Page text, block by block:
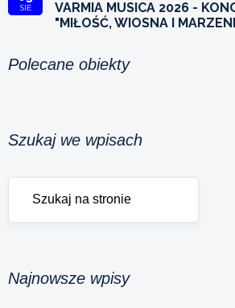
SIE
VARMIA MUSICA 2026 -
"MIŁOŚĆ, WIOSNA I
Polecane obiekty
Szukaj we wpisach
Najnowsze wpisy